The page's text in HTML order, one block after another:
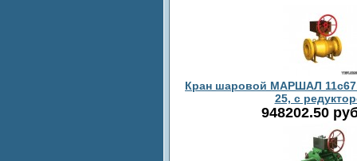
Кран шаровой МАРШАЛ
25, с
948202.50